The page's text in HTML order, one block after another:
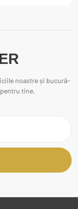
noastre și bucură-
tine.